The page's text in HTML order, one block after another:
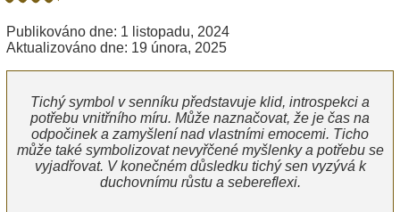
Publikováno dne: 1 listopadu, 2024
Aktualizováno dne: 19 února, 2025
Tichý symbol v senníku představuje klid, introspekci a
potřebu vnitřního míru. Může naznačovat, že je čas na
odpočinek a zamyšlení nad vlastními emocemi. Ticho
může také symbolizovat nevyřčené myšlenky a potřebu se
vyjadřovat. V konečném důsledku tichý sen vyzývá k
duchovnímu růstu a sebereflexi.